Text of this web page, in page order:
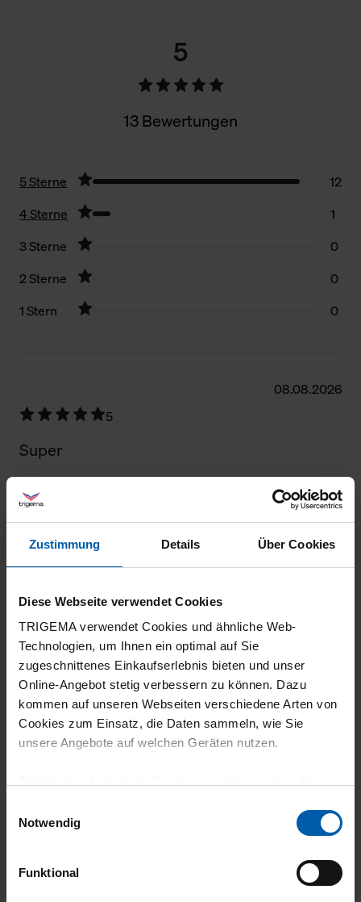
Zustimmung Details Über Cookies
Diese Webseite verwendet Cookies
TRIGEMA verwendet Cookies und ähnliche Web-
Technologien, um Ihnen ein optimal auf Sie
zugeschnittenes Einkaufserlebnis bieten und unser
Online-Angebot stetig verbessern zu können. Dazu
kommen auf unseren Webseiten verschiedene Arten von
Cookies zum Einsatz, die Daten sammeln, wie Sie
unsere Angebote auf welchen Geräten nutzen.
grundlegende Funktionen wie etwa zur Auswahl und
gewährleisten.
Notwendig
Funktional
5
13 Bewertungen
5 Sterne
12
4 Sterne
1
3 Sterne
0
2 Sterne
0
1 Stern
0
08.08.2026
5
Super
24.07.2026
5
Gute Passform
08.07.2026
5
Material sehr angenehm auf der Haut, Gute
02.07.2026